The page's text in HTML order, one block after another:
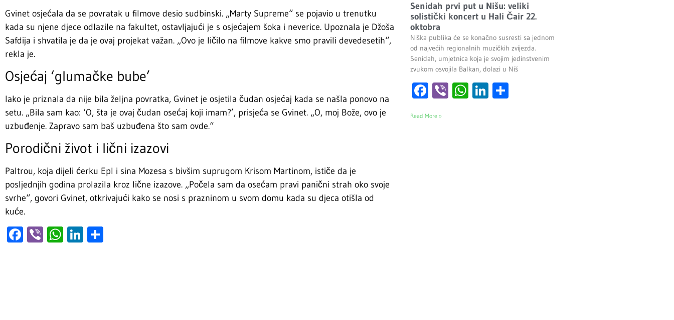
Gvinet osjećala da se povratak u filmove desio sudbinski. „Marty Supreme“ se pojavio u trenutku
kada su njene djece odlazile na fakultet, ostavljajući je s osjećajem šoka i neverice. Upoznala je Džoša
Safdija i shvatila je da je ovaj projekat važan. „Ovo je ličilo na filmove kakve smo pravili devedesetih“,
rekla je.
Osjećaj ‘glumačke bube’
Iako je priznala da nije bila željna povratka, Gvinet je osjetila čudan osjećaj kada se našla ponovo na
setu. „Bila sam kao: ‘O, šta je ovaj čudan osećaj koji imam?’, prisjeća se Gvinet. „O, moj Bože, ovo je
uzbuđenje. Zapravo sam baš uzbuđena što sam ovde.“
Porodični život i lični izazovi
Paltrou, koja dijeli ćerku Epl i sina Mozesa s bivšim suprugom Krisom Martinom, ističe da je
posljednjih godina prolazila kroz lične izazove. „Počela sam da osećam pravi panični strah oko svoje
svrhe“, govori Gvinet, otkrivajući kako se nosi s prazninom u svom domu kada su djeca otišla od
kuće.
Facebook
ViberWhatsApp
LinkedIn
Senidah prvi put u Nišu: veliki
solistički koncert u Hali Čair 22.
oktobra
Niška publika će se konačno susresti sa jednom
od najvećih regionalnih muzičkih zvijezda.
Senidah, umjetnica koja je svojim jedinstvenim
zvukom osvojila Balkan, dolazi u Niš
Facebook
ViberWhatsApp
LinkedIn
Read More »